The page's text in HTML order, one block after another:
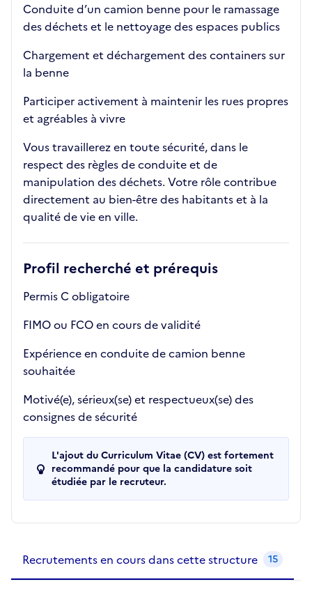
Conduite d’un camion benne pour le ramassage
des déchets et le nettoyage des espaces publics
Chargement et déchargement des containers sur
la benne
Participer activement à maintenir les rues propres
et agréables à vivre
Vous travaillerez en toute sécurité, dans le
respect des règles de conduite et de
manipulation des déchets. Votre rôle contribue
directement au bien-être des habitants et à la
qualité de vie en ville.
Profil recherché et prérequis
Permis C obligatoire
FIMO ou FCO en cours de validité
Expérience en conduite de camion benne
souhaitée
Motivé(e), sérieux(se) et respectueux(se) des
consignes de sécurité
L'ajout du Curriculum Vitae (CV) est fortement
recommandé pour que la candidature soit
étudiée par le recruteur.
Recrutements en cours dans cette structure 15